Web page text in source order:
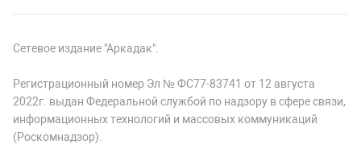
Сетевое издание "Аркадак".
Регистрационный номер Эл № ФС77-83741 от 12 августа
2022г. выдан Федеральной службой по надзору в сфере связи,
информационных технологий и массовых коммуникаций
(Роскомнадзор).